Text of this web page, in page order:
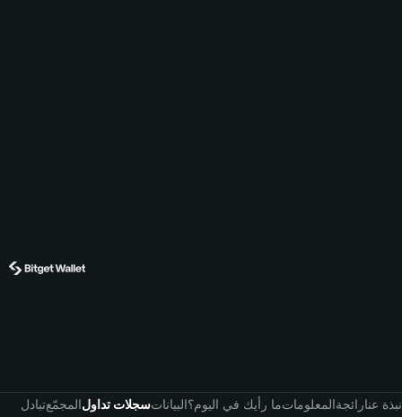
تبادلالمجمّعسجلات تداولالبياناتما رأيك في اليوم؟المعلوماترائجةنبذة عنا